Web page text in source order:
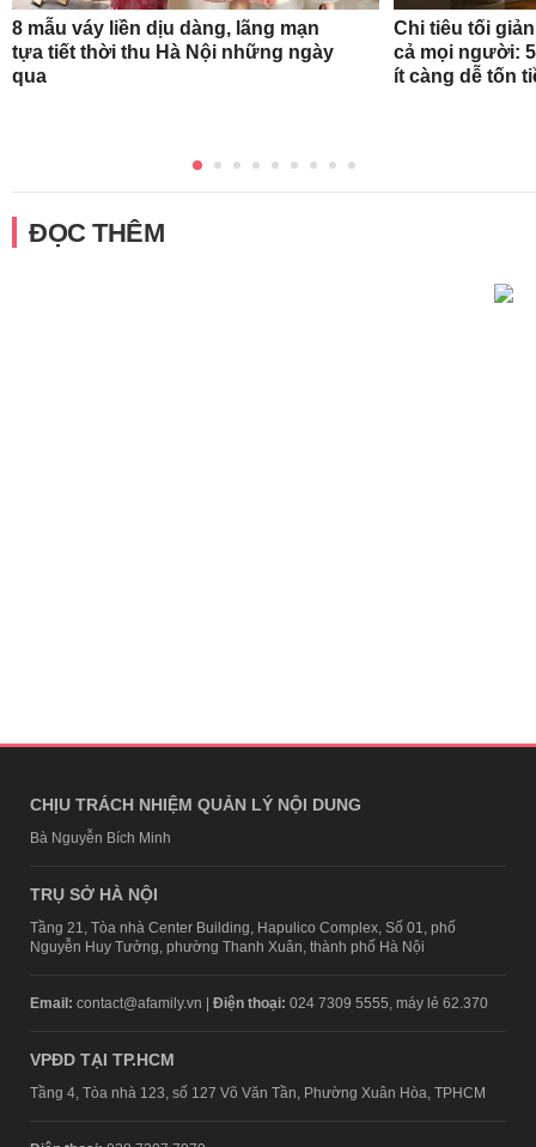
8 mẫu váy liền dịu dàng, lãng mạn
tựa tiết thời thu Hà Nội những ngày
qua
Chi tiêu tối
cả mọi người:
ít càng dễ tốn
ĐỌC THÊM
CHỊU TRÁCH NHIỆM QUẢN LÝ NỘI DUNG
Bà Nguyễn Bích Minh
TRỤ SỞ HÀ NỘI
Tầng 21, Tòa nhà Center Building, Hapulico Complex, Số 01, phố
Nguyễn Huy Tưởng, phường Thanh Xuân, thành phố Hà Nội
Email: contact@afamily.vn | Điện thoại: 024 7309 5555, máy lẻ 62.370
VPĐD TẠI TP.HCM
Tầng 4, Tòa nhà 123, số 127 Võ Văn Tần, Phường Xuân Hòa, TPHCM